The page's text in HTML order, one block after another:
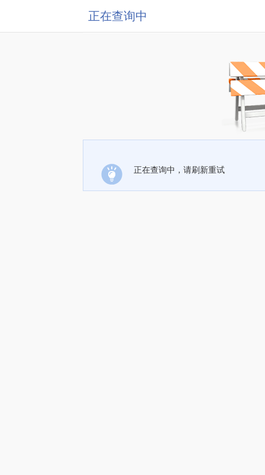
正在查询中
正在查询中，请刷新重试